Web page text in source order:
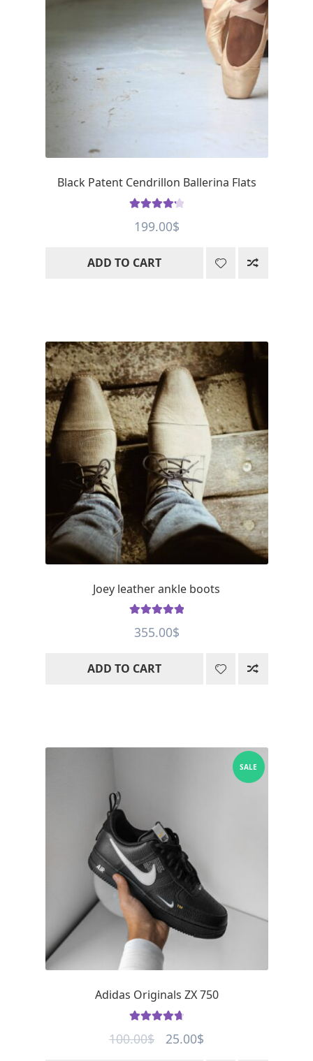
Black Patent Cendrillon Ballerina Flats
out of 5
199.00$
ADD TO CART
Joey leather ankle boots
of 5
355.00$
ADD TO CART
Adidas Originals ZX 750
out of 5
SALE
100.00$
Original
25.00$Current